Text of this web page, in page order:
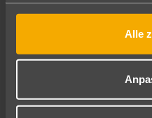
gesammelt haben.
Alle
10.08.26–08.08.27
Mehr